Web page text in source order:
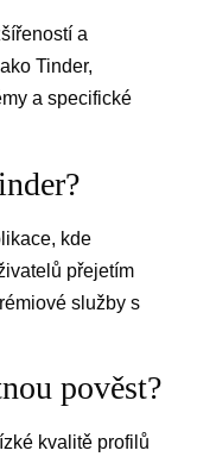
a
Tinder,
a specifické
kde
přejetím
služby s
pověst?
kvalitě profilů